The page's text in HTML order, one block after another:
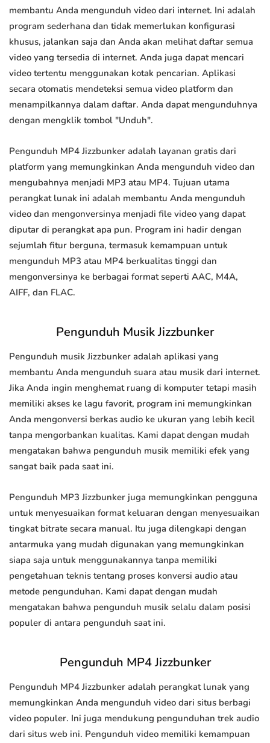
membantu Anda mengunduh video dari internet. Ini adalah
program sederhana dan tidak memerlukan konfigurasi
khusus, jalankan saja dan Anda akan melihat daftar semua
video yang tersedia di internet. Anda juga dapat mencari
video tertentu menggunakan kotak pencarian. Aplikasi
secara otomatis mendeteksi semua video platform dan
menampilkannya dalam daftar. Anda dapat mengunduhnya
dengan mengklik tombol "Unduh".
Pengunduh MP4 Jizzbunker adalah layanan gratis dari
platform yang memungkinkan Anda mengunduh video dan
mengubahnya menjadi MP3 atau MP4. Tujuan utama
perangkat lunak ini adalah membantu Anda mengunduh
video dan mengonversinya menjadi file video yang dapat
diputar di perangkat apa pun. Program ini hadir dengan
sejumlah fitur berguna, termasuk kemampuan untuk
mengunduh MP3 atau MP4 berkualitas tinggi dan
mengonversinya ke berbagai format seperti AAC, M4A,
AIFF, dan FLAC.
Pengunduh Musik Jizzbunker
Pengunduh musik Jizzbunker adalah aplikasi yang
membantu Anda mengunduh suara atau musik dari internet.
Jika Anda ingin menghemat ruang di komputer tetapi masih
memiliki akses ke lagu favorit, program ini memungkinkan
Anda mengonversi berkas audio ke ukuran yang lebih kecil
tanpa mengorbankan kualitas. Kami dapat dengan mudah
mengatakan bahwa pengunduh musik memiliki efek yang
sangat baik pada saat ini.
Pengunduh MP3 Jizzbunker juga memungkinkan pengguna
untuk menyesuaikan format keluaran dengan menyesuaikan
tingkat bitrate secara manual. Itu juga dilengkapi dengan
antarmuka yang mudah digunakan yang memungkinkan
siapa saja untuk menggunakannya tanpa memiliki
pengetahuan teknis tentang proses konversi audio atau
metode pengunduhan. Kami dapat dengan mudah
mengatakan bahwa pengunduh musik selalu dalam posisi
populer di antara pengunduh saat ini.
Pengunduh MP4 Jizzbunker
Pengunduh MP4 Jizzbunker adalah perangkat lunak yang
memungkinkan Anda mengunduh video dari situs berbagi
video populer. Ini juga mendukung pengunduhan trek audio
dari situs web ini. Pengunduh video memiliki kemampuan